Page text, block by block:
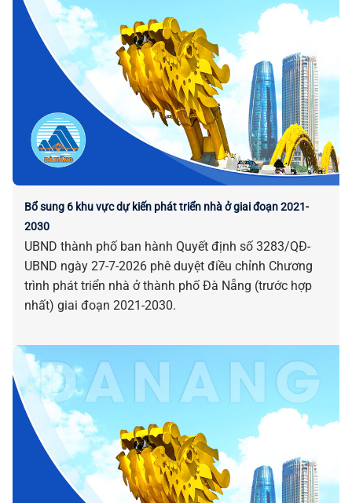
Bổ sung 6 khu vực dự kiến phát triển nhà ở giai đoạn 2021-
2030
UBND thành phố ban hành Quyết định số 3283/QĐ-
UBND ngày 27-7-2026 phê duyệt điều chỉnh Chương
trình phát triển nhà ở thành phố Đà Nẵng (trước hợp
nhất) giai đoạn 2021-2030.